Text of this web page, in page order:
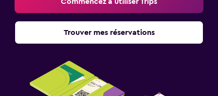
Trouver mes réservations